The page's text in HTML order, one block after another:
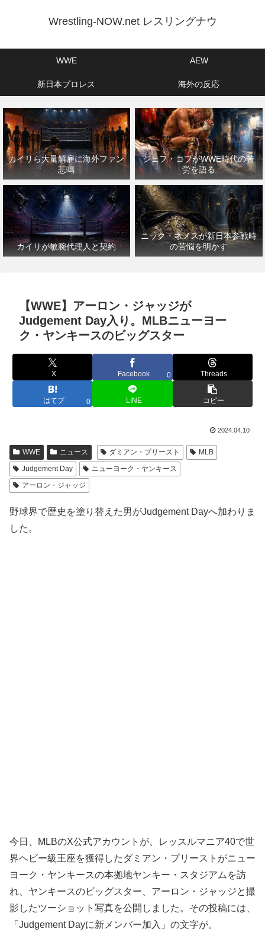
Wrestling-NOW.net レスリングナウ
WWE AEW
新日本プロレス 海外の反応
カイリら大量解雇に海外ファン
悲鳴
ジェフ・コブがWWE時代の苦
労を語る
カイリが敏腕代理人と契約
ニック・ネメスが新日本参戦時
の苦悩を明かす
【WWE】アーロン・ジャッジが
Judgement Day入り。MLBニューヨー
ク・ヤンキースのビッグスター
X Facebook 0 Threads
はてブ 0 LINE コピー
2024.04.10
WWE ニュース ダミアン・プリースト
MLB
Judgement Day
ニューヨーク・ヤンキース
アーロン・ジャッジ
野球界で歴史を塗り替えた男がJudgement Dayへ加わりま
した。
今日、MLBのX公式アカウントが、レッスルマニア40で世
界ヘビー級王座を獲得したダミアン・プリーストがニュー
ヨーク・ヤンキースの本拠地ヤンキー・スタジアムを訪
れ、ヤンキースのビッグスター、アーロン・ジャッジと撮
影したツーショット写真を公開しました。その投稿には、
「Judgement Dayに新メンバー加入」の文字が。